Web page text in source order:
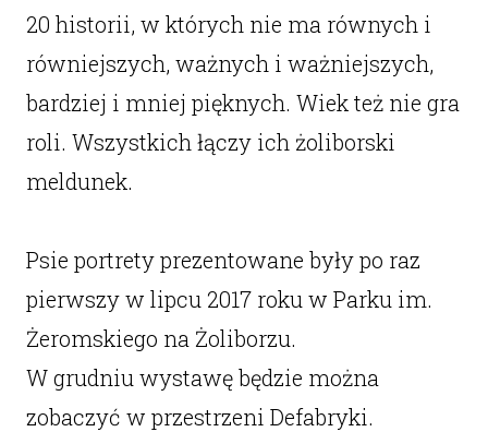
20 historii, w których nie ma równych i
równiejszych, ważnych i ważniejszych,
bardziej i mniej pięknych. Wiek też nie gra
roli. Wszystkich łączy ich żoliborski
meldunek.
Psie portrety prezentowane były po raz
pierwszy w lipcu 2017 roku w Parku im.
Żeromskiego na Żoliborzu.
W grudniu wystawę będzie można
zobaczyć w przestrzeni Defabryki.